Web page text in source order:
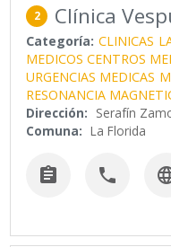
2 Clínica
Categoría: CLINICAS
MEDICOS CENTROS
URGENCIAS MEDICAS
RESONANCIA
Dirección: Serafín
Comuna: La Florida
 